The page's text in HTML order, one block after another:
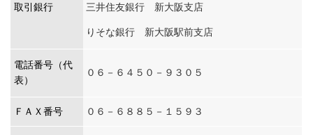
取引銀行 三井住友銀行 新大阪支店
りそな銀行 新大阪駅前支店
電話番号（代
表）
０６－６４５０－９３０５
ＦＡＸ番号 ０６－６８８５－１５９３